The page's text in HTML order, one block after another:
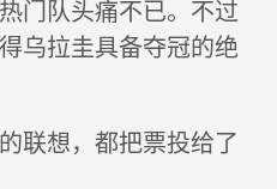
门队头痛不已。不过
乌拉圭具备夺冠的绝
联想，都把票投给了